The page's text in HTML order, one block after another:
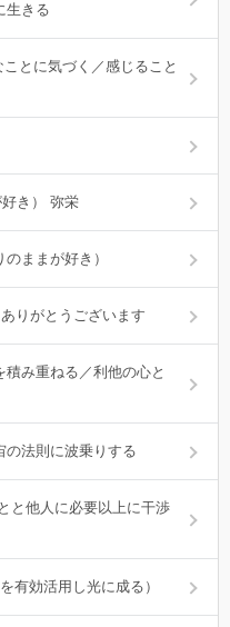
生きる
とに気づく／感じること
き） 弥栄
ままが好き）
りがとうございます
み重ねる／利他の心と
の法則に波乗りする
と他人に必要以上に干渉
有効活用し光に成る）